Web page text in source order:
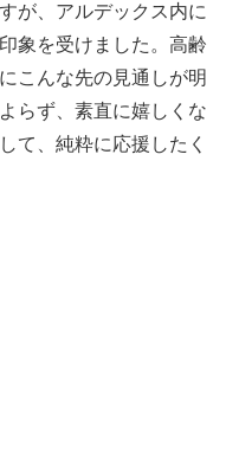
が、アルデックス内に
象を受けました。高齢
こんな先の見通しが明
らず、素直に嬉しくな
て、純粋に応援したく